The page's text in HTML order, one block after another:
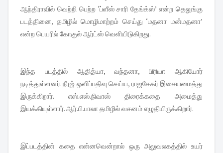
ஆந்திராவில் வெற்றி பெற்ற ‘ப்ளீஸ் சாரி தேங்க்ஸ்’ என்ற தெலுங்கு
படத்தினை, தமிழில் மொழிமாற்றம் செய்து ‘மதனா மன்மதனா’
என்ற பெயரில் கோகுல் ஆர்ட்ஸ் வெளியிடுகிறது.
இந்த படத்தில் ஆதித்யா, வந்தனா, பிரியா ஆகியோர்
நடித்துள்ளனர். நீரஜ் ஒளிப்பதிவு செய்ய, ராஜசேகர் இசையமைத்து
இருக்கிறார். எஸ்.எஸ்.நிவாஸ் திரைக்கதை அமைத்து
இயக்கியுள்ளார். ஆர்.பி.பாலா தமிழில் வசனம் எழுதியிருக்கிறார்.
இப்படத்தின் கதை என்னவென்றால் ஒரு அலுவலகத்தில் உயர்